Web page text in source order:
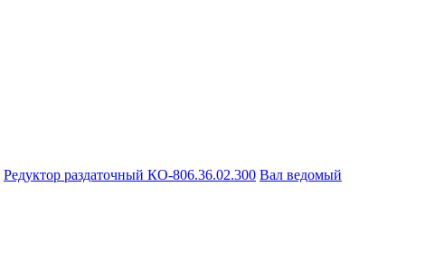
Редуктор раздаточный КО-806.36.02.300 Вал ведомый